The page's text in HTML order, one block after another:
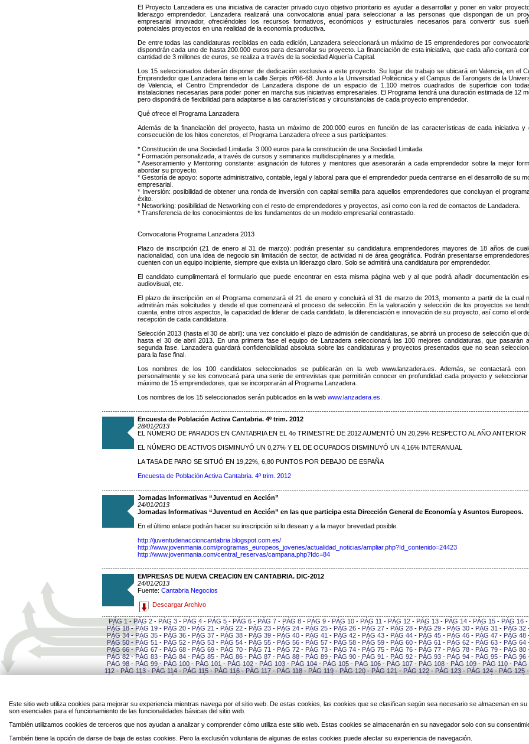
El Proyecto Lanzadera es una iniciativa de caracter privado cuyo objetivo prioritario es ayudar a desarrollar y poner en valor
liderazgo emprendedor. Lanzadera realizará una convocatoria anual para seleccionar a las personas que dispongan de un
empresarial innovador, ofreciéndoles los recursos formativos, económicos y estructurales necesarios para convertir sus
potenciales proyectos en una realidad de la economía productiva.
De entre todas las candidaturas recibidas en cada edición, Lanzadera seleccionará un máximo de 15 emprendedores por
dispondrán cada uno de hasta 200.000 euros para desarrollar su proyecto. La financiación de esta iniciativa, que cada año contará
cantidad de 3 millones de euros, se realiza a través de la sociedad Alquería Capital.
Los 15 seleccionados deberán disponer de dedicación exclusiva a este proyecto. Su lugar de trabajo se ubicará en Valencia, en el
Emprendedor que Lanzadera tiene en la calle Serpis nº66-68. Junto a la Universidad Politécnica y el Campus de Tarongers de la
de Valencia, el Centro Emprendedor de Lanzadera dispone de un espacio de 1.100 metros cuadrados de superficie con
instalaciones necesarias para poder poner en marcha sus iniciativas empresariales. El Programa tendrá una duración estimada de 12
pero dispondrá de flexibilidad para adaptarse a las características y circunstancias de cada proyecto emprendedor.
Qué ofrece el Programa Lanzadera
Además de la financiación del proyecto, hasta un máximo de 200.000 euros en función de las características de cada iniciativa y
consecución de los hitos concretos, el Programa Lanzadera ofrece a sus participantes:
* Constitución de una Sociedad Limitada: 3.000 euros para la constitución de una Sociedad Limitada.
* Formación personalizada, a través de cursos y seminarios multidisciplinares y a medida.
* Asesoramiento y Mentoring constante: asignación de tutores y mentores que asesorarán a cada emprendedor sobre la mejor
abordar su proyecto.
* Gestoría de apoyo: soporte administrativo, contable, legal y laboral para que el emprendedor pueda centrarse en el desarrollo de su
empresarial.
* Inversión: posibilidad de obtener una ronda de inversión con capital semilla para aquellos emprendedores que concluyan el
éxito.
* Networking: posibilidad de Networking con el resto de emprendedores y proyectos, así como con la red de contactos de Landadera.
* Transferencia de los conocimientos de los fundamentos de un modelo empresarial contrastado.
Convocatoria Programa Lanzadera 2013
Plazo de inscripción (21 de enero al 31 de marzo): podrán presentar su candidatura emprendedores mayores de 18 años de
nacionalidad, con una idea de negocio sin limitación de sector, de actividad ni de área geográfica. Podrán presentarse
cuenten con un equipo incipiente, siempre que exista un liderazgo claro. Solo se admitirá una candidatura por emprendedor.
El candidato cumplimentará el formulario que puede encontrar en esta misma página web y al que podrá añadir documentación
audiovisual, etc.
El plazo de inscripción en el Programa comenzará el 21 de enero y concluirá el 31 de marzo de 2013, momento a partir de la cual
admitirán más solicitudes y desde el que comenzará el proceso de selección. En la valoración y selección de los proyectos se
cuenta, entre otros aspectos, la capacidad de liderar de cada candidato, la diferenciación e innovación de su proyecto, así como el
recepción de cada candidatura.
Selección 2013 (hasta el 30 de abril): una vez concluido el plazo de admisión de candidaturas, se abrirá un proceso de selección que
hasta el 30 de abril 2013. En una primera fase el equipo de Lanzadera seleccionará las 100 mejores candidaturas, que pasarán
segunda fase. Lanzadera guardará confidencialidad absoluta sobre las candidaturas y proyectos presentados que no sean
para la fase final.
Los nombres de los 100 candidatos seleccionados se publicarán en la web www.lanzadera.es. Además, se contactará con
personalmente y se les convocará para una serie de entrevistas que permitirán conocer en profundidad cada proyecto y seleccionar
máximo de 15 emprendedores, que se incorporarán al Programa Lanzadera.
Los nombres de los 15 seleccionados serán publicados en la web www.lanzadera.es.
Encuesta de Población Activa Cantabria. 4º trim. 2012
28/01/2013
EL NÚMERO DE PARADOS EN CANTABRIA EN EL 4o TRIMESTRE DE 2012 AUMENTÓ UN 20,29% RESPECTO AL AÑO ANTERIOR
EL NÚMERO DE ACTIVOS DISMINUYÓ UN 0,27% Y EL DE OCUPADOS DISMINUYÓ UN 4,16% INTERANUAL
LA TASA DE PARO SE SITUÓ EN 19,22%, 6,80 PUNTOS POR DEBAJO DE ESPAÑA
Encuesta de Población Activa Cantabria. 4º trim. 2012
Jornadas Informativas “Juventud en Acción”
24/01/2013
Jornadas Informativas “Juventud en Acción” en las que participa esta Dirección General de Economía y Asuntos Europeos.
En el último enlace podrán hacer su inscripción si lo desean y a la mayor brevedad posible.
http://juventudenaccioncantabria.blogspot.com.es/
http://www.jovenmania.com/programas_europeos_jovenes/actualidad_noticias/ampliar.php?Id_contenido=24423
http://www.jovenmania.com/central_reservas/campana.php?Idc=84
EMPRESAS DE NUEVA CREACI0N EN CANTABRIA. DIC-2012
24/01/2013
Fuente: Cantabria Negocios
Descargar Archivo
PÁG 1 - PÁG 2 - PÁG 3 - PÁG 4 - PÁG 5 - PÁG 6 - PÁG 7 - PÁG 8 - PÁG 9 - PÁG 10 - PÁG 11 - PÁG 12 - PÁG 13 - PÁG 14 - PÁG 15 - PÁG 16 -
PÁG 18-PÁG 19- PÁG 20- PÁG 21 - PÁG 22- PÁG 23- PÁG 24- PÁG 25- PÁG 26- PÁG 27- PÁG 28- PÁG 29- PÁG 30- PÁG 31 - PÁG 32
PÁG 34-PÁG 35- PÁG 36- PÁG 37- PÁG 38- PÁG 39- PÁG 40- PÁG 41 - PÁG 42- PÁG 43- PÁG 44- PÁG 45- PÁG 46- PÁG 47- PÁG 48
PÁG 50- PÁG 51 - PÁG 52- PÁG 53- PÁG 54- PÁG 55- PÁG 56- PÁG 57- PÁG 58- PÁG 59- PÁG 60- PÁG 61 - PÁG 62- PÁG 63- PÁG 64
PÁG 66-PÁG 67- PÁG 68- PÁG 69- PÁG 70- PÁG 71 - PÁG 72- PÁG 73- PÁG 74- PÁG 75- PÁG 76- PÁG 77- PÁG 78- PÁG 79- PÁG 80
PÁG 82-PÁG 83- PÁG 84- PÁG 85- PÁG 86- PÁG 87- PÁG 88- PÁG 89- PÁG 90- PÁG 91 - PÁG 92- PÁG 93- PÁG 94- PÁG 95- PÁG 96
PÁG 98 - PÁG 99 - PÁG 100 - PÁG 101 - PÁG 102 - PÁG 103 - PÁG 104 - PÁG 105 - PÁG 106 - PÁG 107 - PÁG 108 - PÁG 109 - PÁG 110 - PÁG
112- PÁG 113- PÁG 114- PÁG 115- PÁG 116- PÁG 117- PÁG 118- PÁG 119- PÁG 120- PÁG 121 - PÁG 122- PÁG 123- PÁG 124- PÁG 125-
184-PÁG 185-PÁG 186-PÁG 187-PÁG 188-PÁG 189- PÁG 190-PÁG 191-PÁG 192 -PÁG 193- PÁG 194- PÁG 195-PÁG 196-PÁG 197
-PÁG 199 -PÁG 200-PÁG 201- PÁG 202-PÁG 203
PÁG 217 PÁG 222
227-PÁG 228 -PÁG 229-PÁG 230-PÁG 231 -PÁG 232-PÁG 233 -PÁG 234 -PÁG 235-PÁG 236-PÁG 237-PÁG 238-PÁG 239-PÁG 240
-
PÁG 242 PÁG 243 PÁG 244 PÁG 245 - PÁG 246 PÁG 247 - PÁG 249 -PÁG 250 PÁG 251 -PÁG 252 -PÁG 253
PÁG 256- PÁG 257-PÁG 258-PÁG 259- PÁG 260-PÁG 261-PÁG 262-PÁG 263-PÁG 264 -PÁG 265-PÁG 266-PÁG 267
Este sitio web utiliza cookies para mejorar su experiencia mientras navega por el sitio web. De estas cookies, las cookies que se clasifican según sea necesario se almacenan en su
son esenciales para el funcionamiento de las funcionalidades básicas del sitio web.
También utilizamos cookies de terceros que nos ayudan a analizar y comprender cómo utiliza este sitio web. Estas cookies se almacenarán en su navegador solo con su
También tiene la opción de darse de baja de estas cookies. Pero la exclusión voluntaria de algunas de estas cookies puede afectar su experiencia de navegación.